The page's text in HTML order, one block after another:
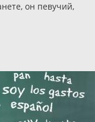
он певучий,